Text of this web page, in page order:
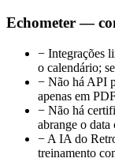
Echometer —
− Integrações
o calendário;
− Não há API
apenas em
− Não há
abrange o data
− A IA do
treinamento